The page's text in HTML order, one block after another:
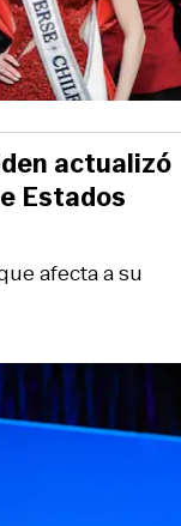
afecta a su
actualizó
Estados